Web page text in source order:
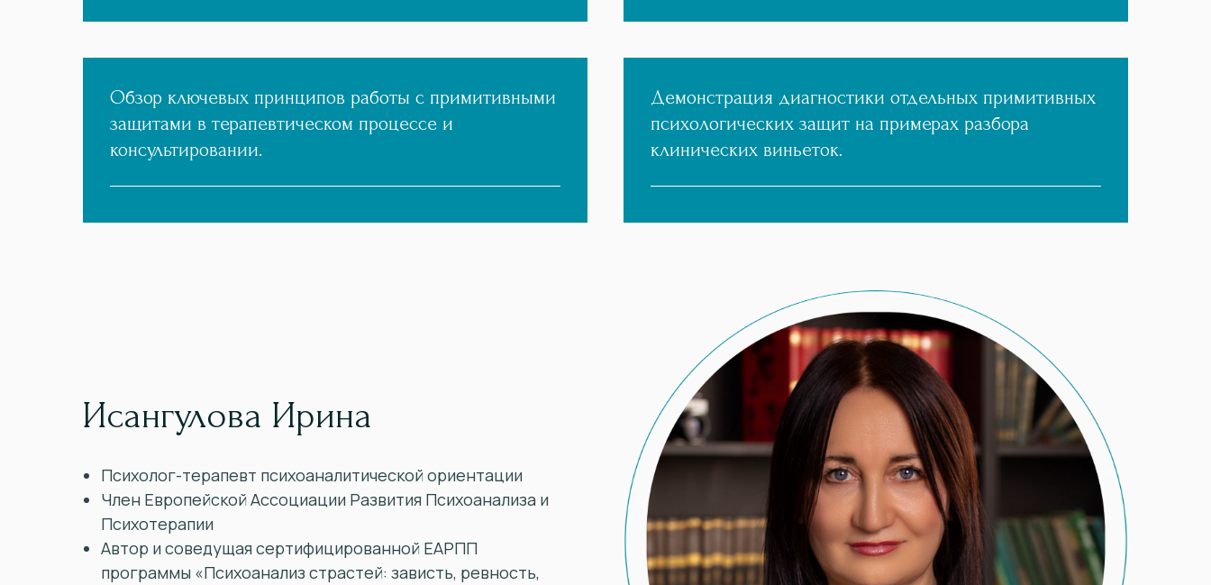
Обзор ключевых принципов работы с примитивными
защитами в терапевтическом процессе и
консультировании.
Демонстрация диагностики отдельных примитивных
психологических защит на примерах разбора
клинических виньеток.
Исангулова Ирина
Психолог-терапевт психоаналитической ориентации
Член Европейской Ассоциации Развития Психоанализа и
Психотерапии
Автор и соведущая сертифицированной ЕАРПП
программы «Психоанализ страстей: зависть, ревность,